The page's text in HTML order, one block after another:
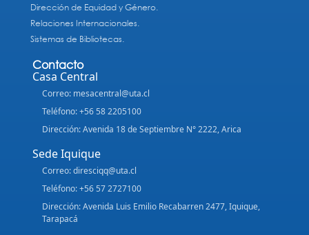
Dirección de Equidad y Género.
Relaciones Internacionales.
Sistemas de Bibliotecas.
Contacto
Casa Central
Correo: mesacentral@uta.cl
Teléfono: +56 58 2205100
Dirección: Avenida 18 de Septiembre N° 2222, Arica
Sede Iquique
Correo: diresciqq@uta.cl
Teléfono: +56 57 2727100
Dirección: Avenida Luis Emilio Recabarren 2477, Iquique,
Tarapacá